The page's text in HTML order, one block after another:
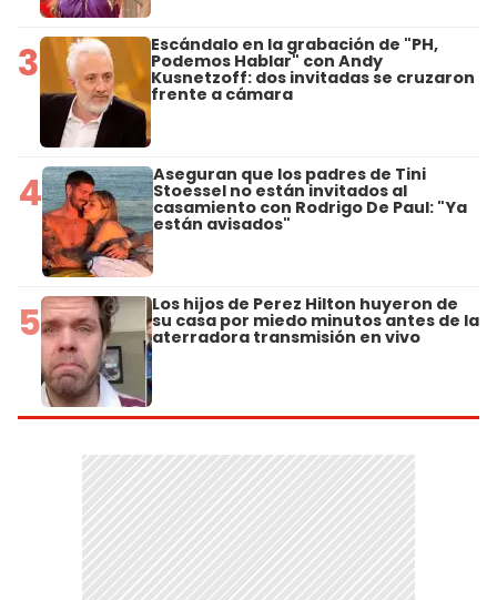
3 Escándalo en la grabación de "PH,
Podemos Hablar" con Andy
Kusnetzoff: dos invitadas se cruzaron
frente a cámara
4 Aseguran que los padres de Tini
Stoessel no están invitados al
casamiento con Rodrigo De Paul: "Ya
están avisados"
5 Los hijos de Perez Hilton huyeron de
su casa por miedo minutos antes de la
aterradora transmisión en vivo